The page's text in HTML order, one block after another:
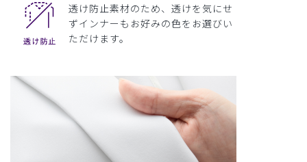
透け防止素材のため、透けを気にせ
ずインナーもお好みの色をお選びい
ただけます。